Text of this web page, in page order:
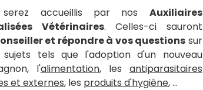
serez accueillis par nos Auxiliaires
Vétérinaires. Celles-ci sauront
et répondre à vos questions sur
sujets tels que l'adoption d'un nouveau
l'alimentation, les antiparasitaires
et externes, les produits d'hygiène, ...